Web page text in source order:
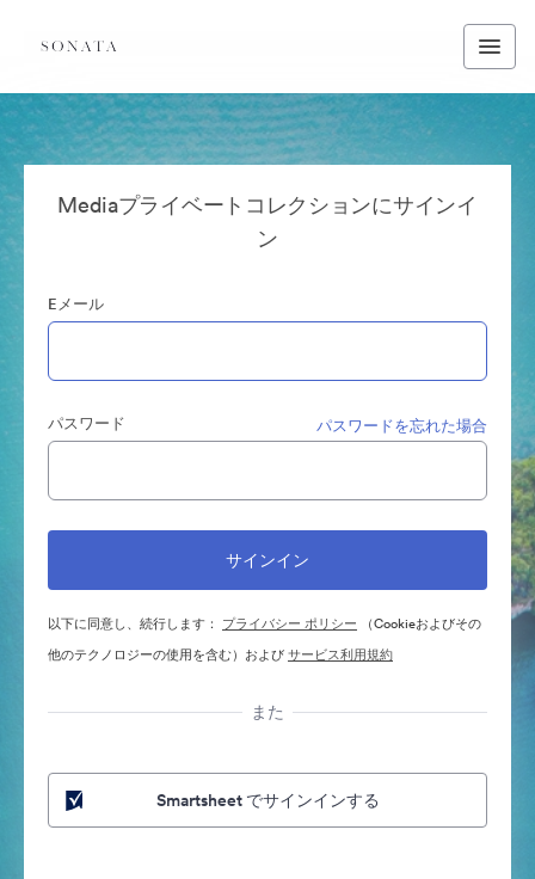
Mediaプライベートコレクションにサインイ
ン
Eメール
パスワード パスワードを忘れた場合
以下に同意し、続行します： プライバシー ポリシー （Cookieおよびその
他のテクノロジーの使用を含む）およびサービス利用規約
また
Smartsheet でサインインする